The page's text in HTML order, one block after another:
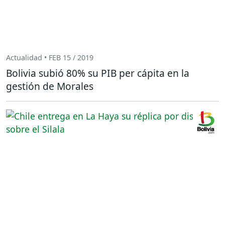
Actualidad • FEB 15 / 2019
Bolivia subió 80% su PIB per cápita en la
gestión de Morales